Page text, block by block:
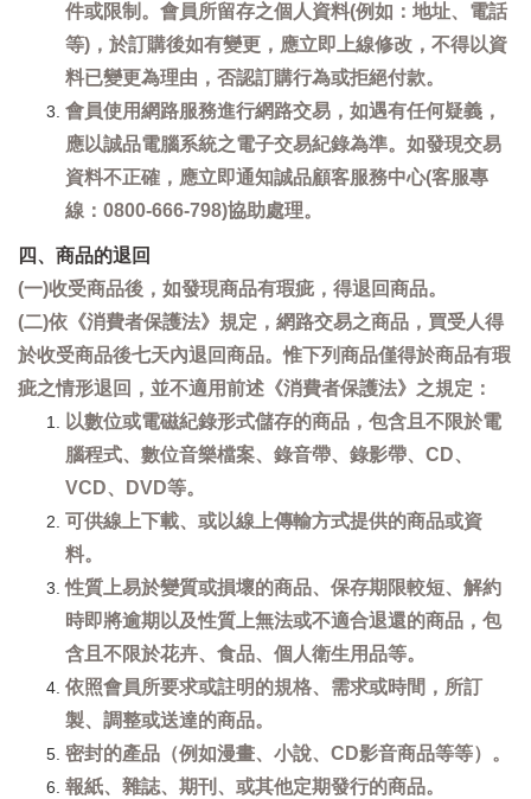
件或限制。會員所留存之個人資料(例如：地址、電話
等)，於訂購後如有變更，應立即上線修改，不得以資
料已變更為理由，否認訂購行為或拒絕付款。
會員使用網路服務進行網路交易，如遇有任何疑義，
應以誠品電腦系統之電子交易紀錄為準。如發現交易
資料不正確，應立即通知誠品顧客服務中心(客服專
線：0800-666-798)協助處理。
四、商品的退回
(一)收受商品後，如發現商品有瑕疵，得退回商品。
(二)依《消費者保護法》規定，網路交易之商品，買受人得
於收受商品後七天內退回商品。惟下列商品僅得於商品有瑕
疵之情形退回，並不適用前述《消費者保護法》之規定：
以數位或電磁紀錄形式儲存的商品，包含且不限於電
腦程式、數位音樂檔案、錄音帶、錄影帶、CD、
VCD、DVD等。
可供線上下載、或以線上傳輸方式提供的商品或資
料。
性質上易於變質或損壞的商品、保存期限較短、解約
時即將逾期以及性質上無法或不適合退還的商品，包
含且不限於花卉、食品、個人衛生用品等。
依照會員所要求或註明的規格、需求或時間，所訂
製、調整或送達的商品。
密封的產品（例如漫畫、小說、CD影音商品等等）。
報紙、雜誌、期刊、或其他定期發行的商品。